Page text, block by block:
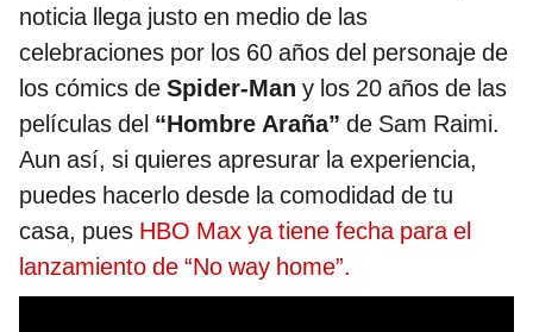
noticia llega justo en medio de las
celebraciones por los 60 años del personaje de
los cómics de Spider-Man y los 20 años de las
películas del “Hombre Araña” de Sam Raimi.
Aun así, si quieres apresurar la experiencia,
puedes hacerlo desde la comodidad de tu
casa, pues HBO Max ya tiene fecha para el
lanzamiento de “No way home”.